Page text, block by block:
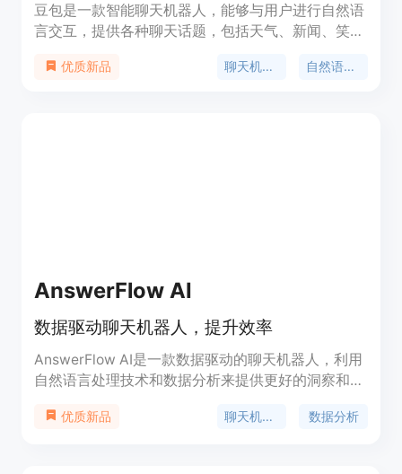
豆包是一款智能聊天机器人，能够与用户进行自然语
言交互，提供各种聊天话题，包括天气、新闻、笑
荐相关的内容和服务。豆包是你的私人聊天助手，让
优质新品 聊天机器人 自然语言交互
AnswerFlow AI
数据驱动聊天机器人，提升效率
AnswerFlow AI是一款数据驱动的聊天机器人，利用
自然语言处理技术和数据分析来提供更好的洞察和自
ChatGPT机器人，实现无代码构建、无限量定制和高
优质新品 聊天机器人 数据分析